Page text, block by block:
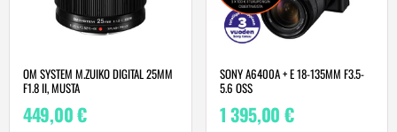
OM SYSTEM M.ZUIKO DIGITAL 25MM
F1.8 II, MUSTA
449,00€
SONY A6400A + E 18-135MM F3.5-
5.6 OSS
1 395,00 €